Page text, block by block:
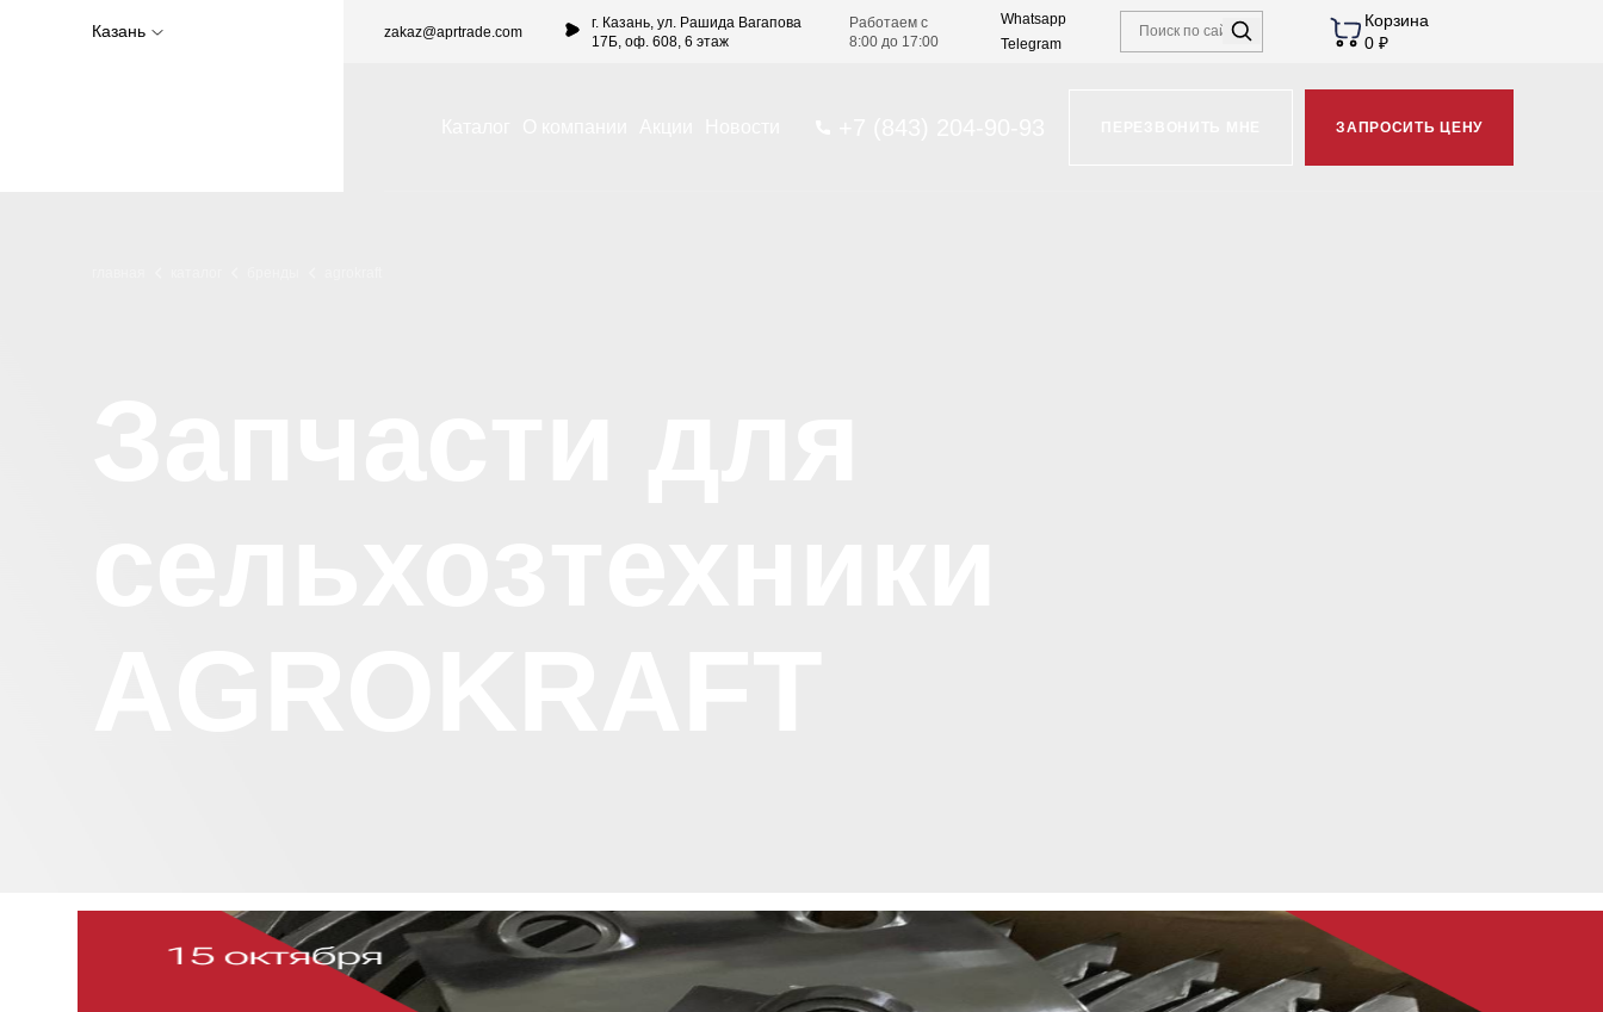
Казань zakaz@aprtrade.com
г. Казань, ул. Рашида Вагапова
17Б, оф. 608, 6 этаж
Работаем с
8:00 до 17:00
Whatsapp
Telegram
Корзина
0 ₽
ЗАПРОСИТЬ ЦЕНУ